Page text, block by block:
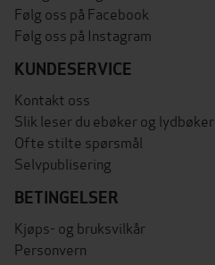
Følg oss på Facebook
Følg oss på Instagram
KUNDESERVICE
Kontakt oss
Slik leser du ebøker og lydbøker
Ofte stilte spørsmål
Selvpublisering
BETINGELSER
Kjøps- og bruksvilkår
Personvern